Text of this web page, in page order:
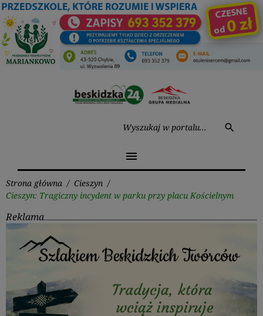
Przejdź
do
treści
search
menu
Strona główna / Cieszyn /
Cieszyn: Tragiczny incydent w parku przy placu Kościelnym
Reklama